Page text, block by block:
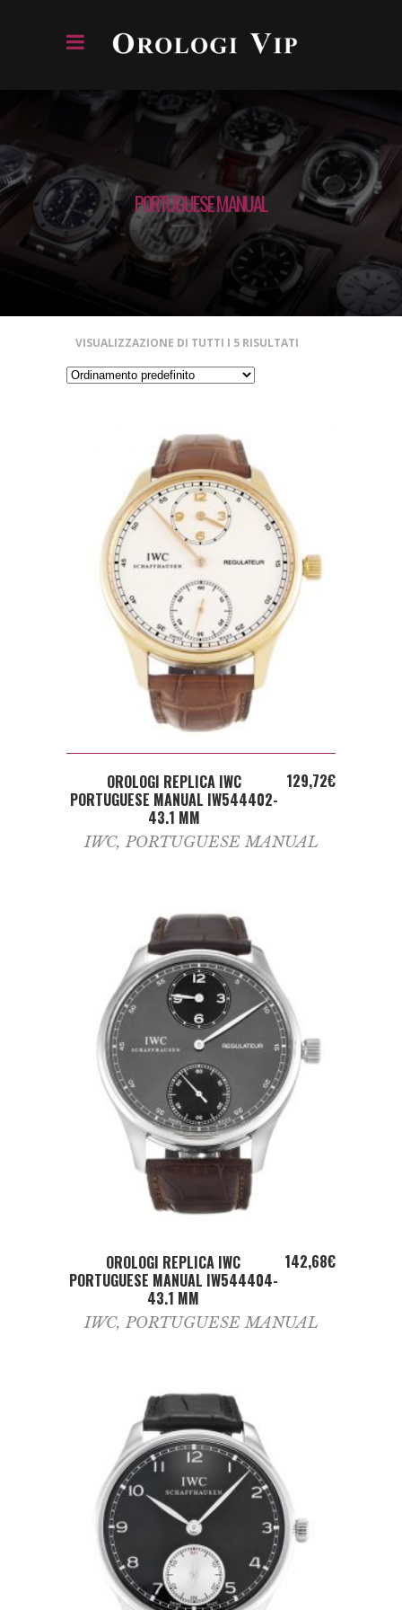
PORTUGUESE MANUAL
VISUALIZZAZIONE DI TUTTI I 5 RISULTATI
ADD TO CART
OROLOGI REPLICA IWC
PORTUGUESE MANUAL IW544402-
43.1 MM
129,72€
IWC, PORTUGUESE MANUAL
ADD TO CART
OROLOGI REPLICA IWC
PORTUGUESE MANUAL IW544404-
43.1 MM
142,68€
IWC, PORTUGUESE MANUAL